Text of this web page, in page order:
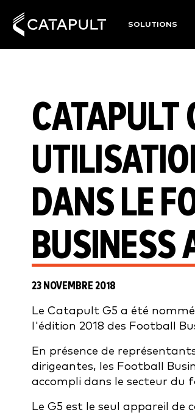
SOLUTIONS
CATAPULT
DANS LE
BUSINESS
23 NOVEMBRE 2018
Le Catapult G5 a été
l'édition 2018 des Football
En présence de
dirigeantes, les Football
accompli dans le secteur du
Le G5 est le seul appareil